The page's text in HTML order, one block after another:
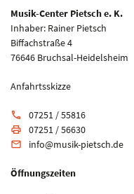
Musik-Center Pietsch e. K.
Inhaber: Rainer Pietsch
Biffachstraße 4
76646 Bruchsal-Heidelsheim
Anfahrtsskizze
phone 07251 / 55816
print 07251 / 56630
email info@musik-pietsch.de
Öffnungszeiten